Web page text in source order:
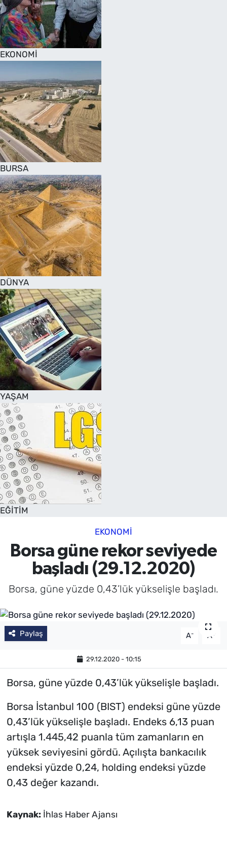
EKONOMİ
BURSA
DÜNYA
YAŞAM
EĞİTİM
EKONOMİ
Borsa güne rekor seviyede
başladı (29.12.2020)
Borsa, güne yüzde 0,43’lük yükselişle başladı.
Paylaş A- A +
29.12.2020 - 10:15
Borsa, güne yüzde 0,43’lük yükselişle başladı.
Borsa İstanbul 100 (BIST) endeksi güne yüzde
0,43’lük yükselişle başladı. Endeks 6,13 puan
artışla 1.445,42 puanla tüm zamanların en
yüksek seviyesini gördü. Açılışta bankacılık
endeksi yüzde 0,24, holding endeksi yüzde
0,43 değer kazandı.
Kaynak: İhlas Haber Ajansı
SAĞLIK
TV REHBERİ